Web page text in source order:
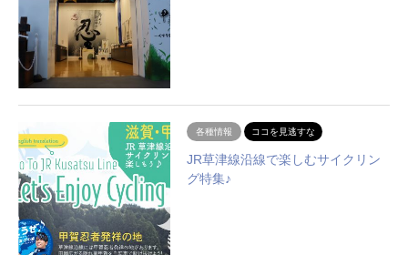
各種情報 ココを見逃すな
JR草津線沿線で楽しむサイクリン
グ特集♪